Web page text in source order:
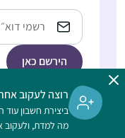
כתובת
אימייל
הלימוד בהדרן הוא
לנשים וגברים כאחד
רוצה לעקוב
ביצירת חשבון
מה למדת, ולעקוב